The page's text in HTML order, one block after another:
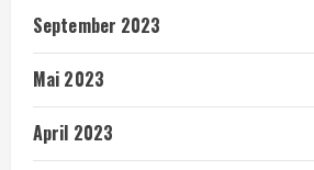
September 2023
Mai 2023
April 2023